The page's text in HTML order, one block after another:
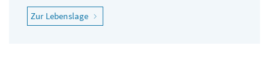
Zur Lebenslage "Ich fühle mich krank"